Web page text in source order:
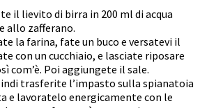
il lievito di birra in 200 ml di acqua
allo zafferano.
la farina, fate un buco e versatevi il
con un cucchiaio, e lasciate riposare
com’è. Poi aggiungete il sale.
trasferite l’impasto sulla spianatoia
e lavoratelo energicamente con le